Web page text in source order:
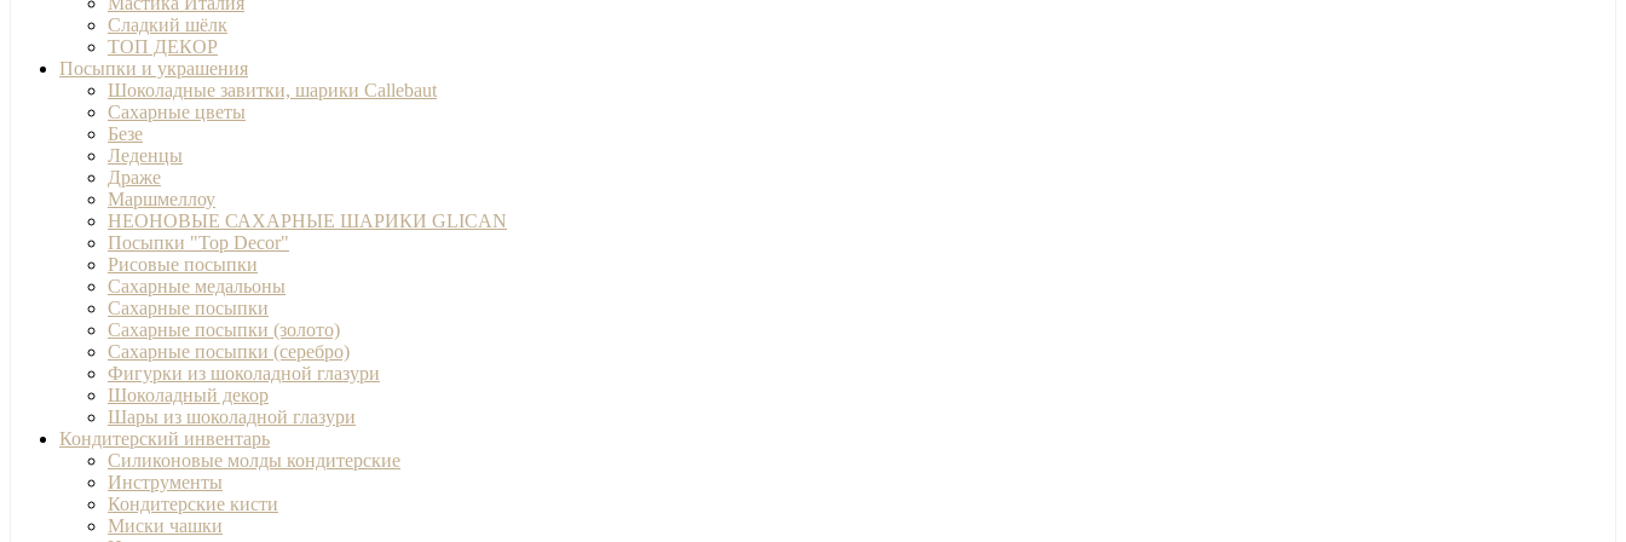
Сладкий шёлк
ТОП ДЕКОР
Посыпки и украшения
Шоколадные завитки, шарики Callebaut
Сахарные цветы
Безе
Леденцы
Драже
Маршмеллоу
НЕОНОВЫЕ САХАРНЫЕ ШАРИКИ GLICAN
Посыпки "Top Decor"
Рисовые посыпки
Сахарные медальоны
Сахарные посыпки
Сахарные посыпки (золото)
Сахарные посыпки (серебро)
Фигурки из шоколадной глазури
Шоколадный декор
Шары из шоколадной глазури
Кондитерский инвентарь
Силиконовые молды кондитерские
Инструменты
Кондитерские кисти
Миски чашки